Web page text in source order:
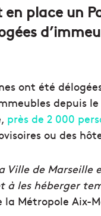
en place un
ont été
depuis
près de 2 000
ou des
Ville de Marseille
à les héberger
Métropole Aix-